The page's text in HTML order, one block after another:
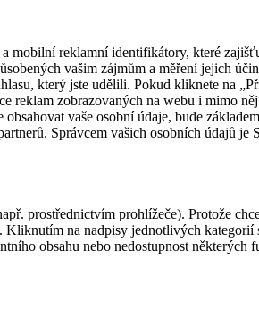
reklamní identifikátory, které
vašim zájmům a měření jejich
který jste udělili. Pokud kliknete na
zobrazovaných na webu i mimo
vaše osobní údaje, bude
Správcem vašich osobních údajů je
prostřednictvím prohlížeče). Protože
na nadpisy jednotlivých
obsahu nebo nedostupnost některých